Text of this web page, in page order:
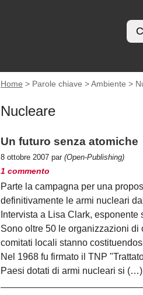
Home > Parole chiave > Ambiente >
Nucleare
Un futuro senza atomiche
8 ottobre 2007 par (Open-Publishing)
1 commento
Parte la campagna per una
definitivamente le armi nucleari
Intervista a Lisa Clark,
Sono oltre 50 le organizzazioni di
comitati locali stanno
Nel 1968 fu firmato il TNP
Paesi dotati di armi nucleari si (…)